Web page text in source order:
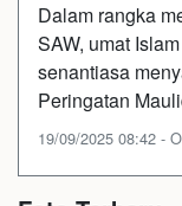
Dalam rangka
SAW, umat
senantiasa
Peringatan
19/09/2025 08:42 -